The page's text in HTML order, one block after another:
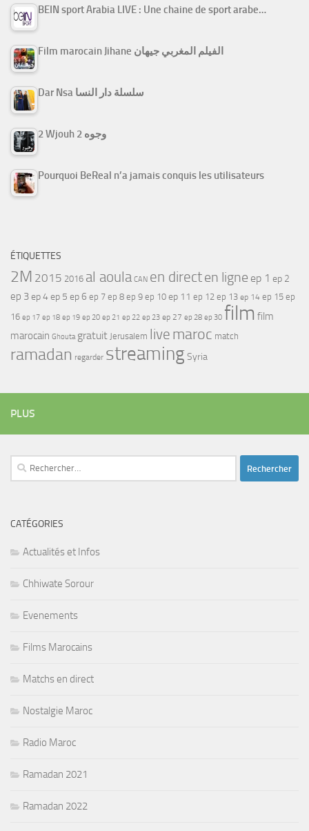
BEIN sport Arabia LIVE : Une chaine de sport arabe…
Film marocain Jihane الفيلم المغربي جيهان
Dar Nsa سلسلة دار النسا
2 Wjouh 2 وجوه
Pourquoi BeReal n’a jamais conquis les utilisateurs
ÉTIQUETTES
2M 2015 2016 al aoula CAN en directen ligne ep 1 ep 2
ep 3ep 4ep 5 ep 6 ep 7 ep 8 ep 9 ep 10 ep 11 ep 12 ep 13 ep 14 ep 15 ep
16 ep 17 ep 18 ep 19 ep 20 ep 21 ep 22 ep 23 ep 27 ep 28 ep 30 film film
marocain Ghouta gratuit Jerusalem live maroc match
ramadan regarder streamingSyria
PLUS
Rechercher :
CATÉGORIES
Actualités et Infos
Chhiwate Sorour
Evenements
Films Marocains
Matchs en direct
Nostalgie Maroc
Radio Maroc
Ramadan 2021
Ramadan 2022